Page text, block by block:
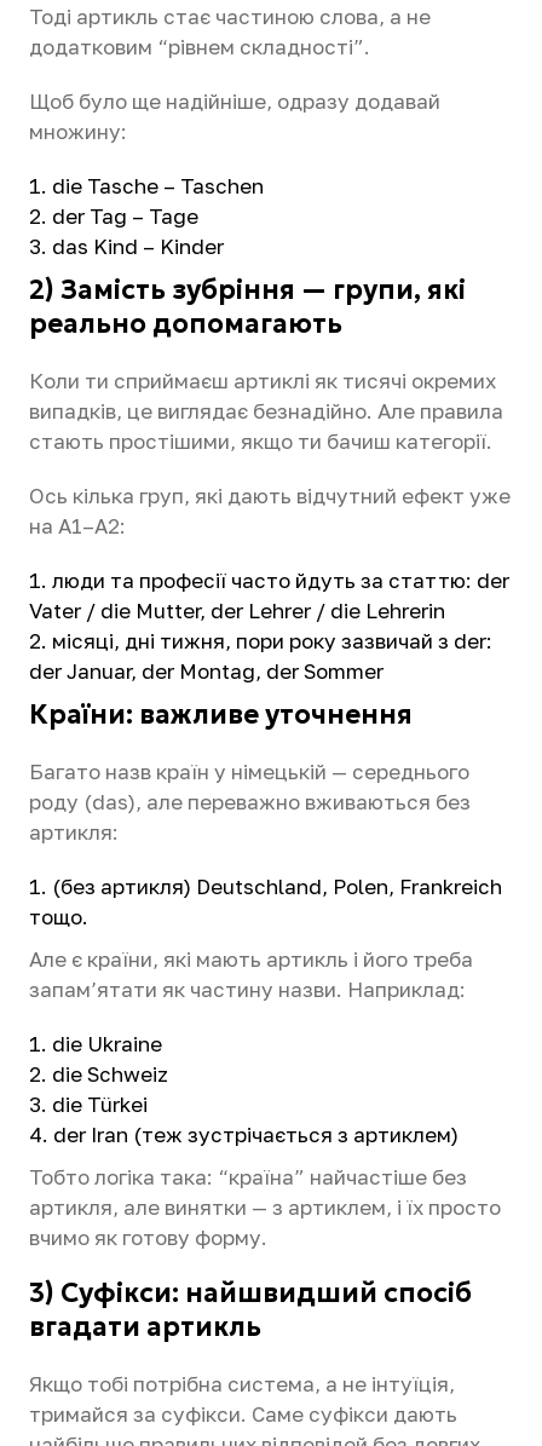
Тоді артикль стає частиною слова, а не
додатковим “рівнем складності”.
Щоб було ще надійніше, одразу додавай
множину:
die Tasche – Taschen
der Tag – Tage
das Kind – Kinder
2) Замість зубріння — групи, які
реально допомагають
Коли ти сприймаєш артиклі як тисячі окремих
випадків, це виглядає безнадійно. Але правила
стають простішими, якщо ти бачиш категорії.
Ось кілька груп, які дають відчутний ефект уже
на A1–A2:
люди та професії часто йдуть за статтю: der
Vater / die Mutter, der Lehrer / die Lehrerin
місяці, дні тижня, пори року зазвичай з der:
der Januar, der Montag, der Sommer
Країни: важливе уточнення
Багато назв країн у німецькій — середнього
роду (das), але переважно вживаються без
артикля:
(без артикля) Deutschland, Polen, Frankreich
тощо.
Але є країни, які мають артикль і його треба
запам’ятати як частину назви. Наприклад:
die Ukraine
die Schweiz
die Türkei
der Iran (теж зустрічається з артиклем)
Тобто логіка така: “країна” найчастіше без
артикля, але винятки — з артиклем, і їх просто
вчимо як готову форму.
3) Суфікси: найшвидший спосіб
вгадати артикль
Якщо тобі потрібна система, а не інтуїція,
тримайся за суфікси. Саме суфікси дають